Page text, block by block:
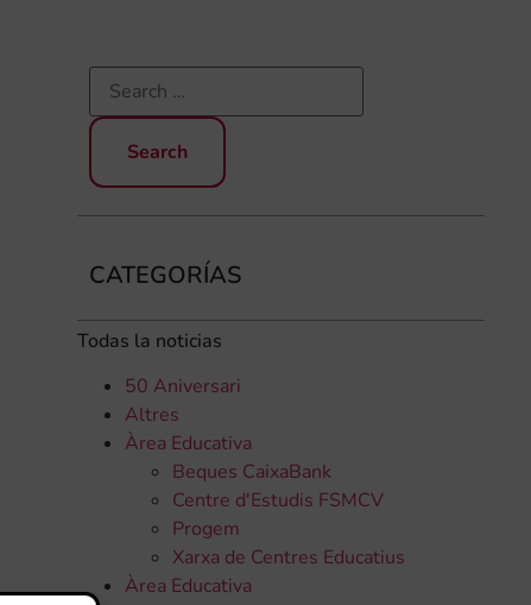
CATEGORÍAS
Todas la noticias
50 Aniversari
Altres
Àrea Educativa
Beques CaixaBank
Centre d'Estudis FSMCV
Progem
Xarxa de Centres Educatius
Àrea Educativa